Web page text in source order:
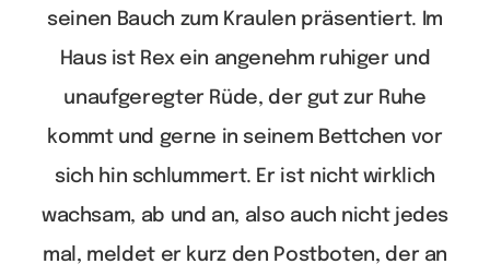
seinen Bauch zum Kraulen präsentiert. Im
Haus ist Rex ein angenehm ruhiger und
unaufgeregter Rüde, der gut zur Ruhe
kommt und gerne in seinem Bettchen vor
sich hin schlummert. Er ist nicht wirklich
wachsam, ab und an, also auch nicht jedes
mal, meldet er kurz den Postboten, der an